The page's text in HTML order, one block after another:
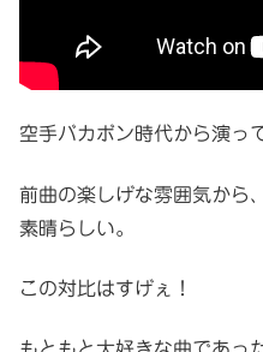
空手バカボン時代から演っ
前曲の楽しげな雰囲気から
素晴らしい。
この対比はすげぇ！